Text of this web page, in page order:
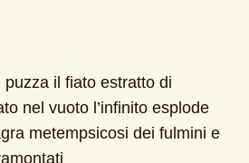
il fiato estratto di
nel vuoto l’infinito esplode
metempsicosi dei fulmini e